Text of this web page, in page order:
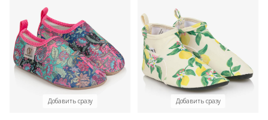
Добавить сразу Добавить сразу